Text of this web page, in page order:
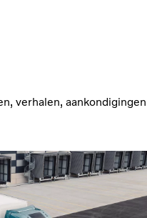
verhalen, aankondigingen